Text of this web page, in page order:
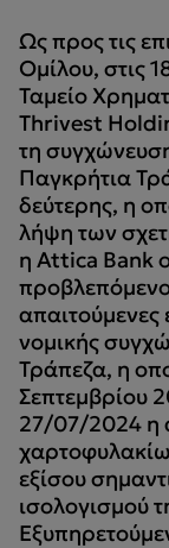
Ως προς τις
Ομίλου, στις
Ταμείο
Thrivest
τη
Παγκρήτια
δεύτερης, η
λήψη των
η Attica Bank
απαιτούμενες
νομικής
Τράπεζα, η
Σεπτεμβρίου
27/07/2024 η
εξίσου
ισολογισμού